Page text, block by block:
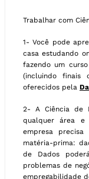
Trabalhar com
1- Você pode
casa estudando
fazendo um
(incluindo finais
oferecidos pela
2- A Ciência de
qualquer área e
empresa
matéria-prima:
de Dados
problemas de
empregabilidade